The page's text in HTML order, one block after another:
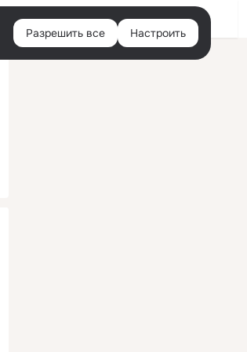
Войти
Разрешить все Настроить